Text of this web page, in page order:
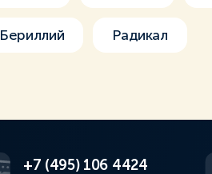
Бериллий Радикал
+7 (495) 106 4424